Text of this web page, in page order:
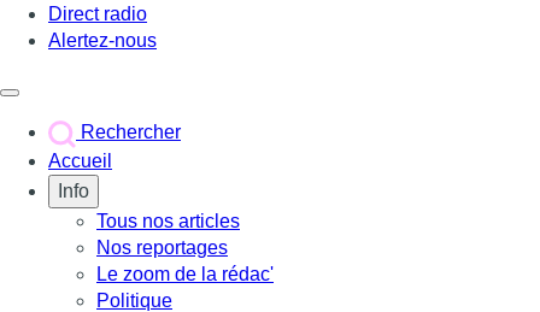
Direct radio
Alertez-nous
Rechercher
Accueil
Info
Tous nos articles
Nos reportages
Le zoom de la rédac'
Politique